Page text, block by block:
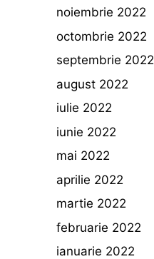
noiembrie 2022
octombrie 2022
septembrie 2022
august 2022
iulie 2022
iunie 2022
mai 2022
aprilie 2022
martie 2022
februarie 2022
ianuarie 2022